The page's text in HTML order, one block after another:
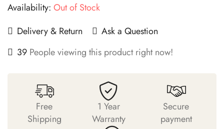
Availability: Out of Stock
Delivery & Return
Ask a Question
39 People viewing this product right now!
Free
Shipping
1 Year
Warranty
Secure
payment